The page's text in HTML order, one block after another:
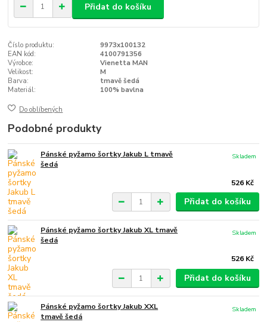
Přidat do košíku
Číslo produktu:
9973x100132
EAN kód:
4100791356
Výrobce:
Vienetta MAN
Velikost:
M
Barva:
tmavě šedá
Materiál:
100% bavlna
Do oblíbených
Podobné produkty
Pánské pyžamo šortky Jakub L tmavě
šedá
526 Kč
Skladem
Přidat do košíku
Pánské pyžamo šortky Jakub XL tmavě
šedá
526 Kč
Skladem
Přidat do košíku
Pánské pyžamo šortky Jakub XXL
tmavě šedá
Skladem